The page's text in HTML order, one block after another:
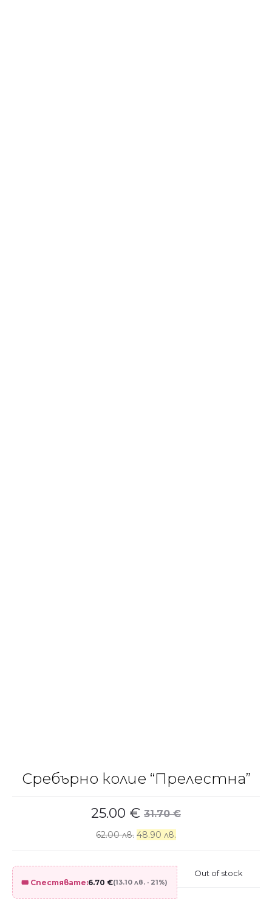
Сребърно колие “Прелестна”
31.70€
25.00 €
62.00 лв. 48.90 лв.
🎟️ Спестявате:6.70€(13.10 лв. · 21%)
Out of stock